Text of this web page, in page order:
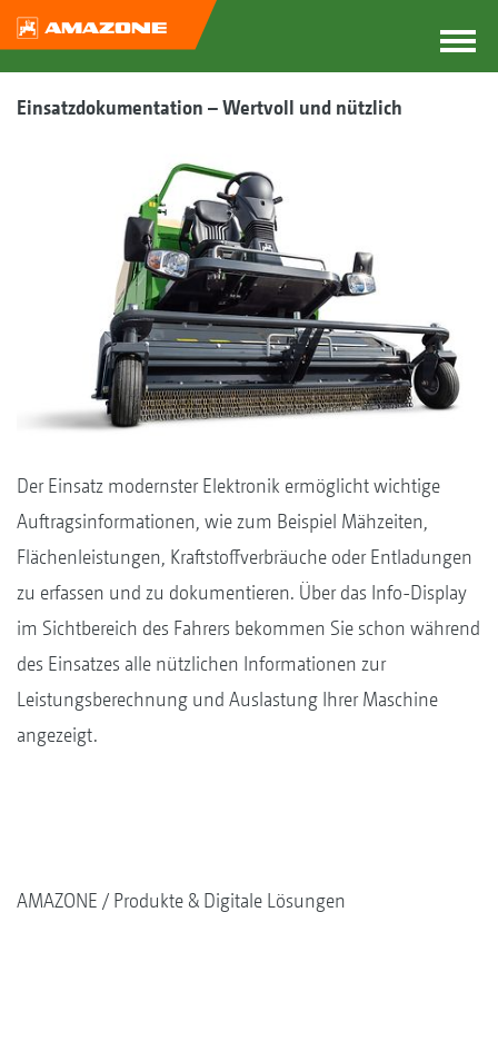
Einsatzdokumentation – Wertvoll und nützlich
Der Einsatz modernster Elektronik ermöglicht wichtige
Auftragsinformationen, wie zum Beispiel Mähzeiten,
Flächenleistungen, Kraftstoffverbräuche oder Entladungen
zu erfassen und zu dokumentieren. Über das Info-Display
im Sichtbereich des Fahrers bekommen Sie schon während
des Einsatzes alle nützlichen Informationen zur
Leistungsberechnung und Auslastung Ihrer Maschine
angezeigt.
AMAZONE Produkte & Digitale Lösungen